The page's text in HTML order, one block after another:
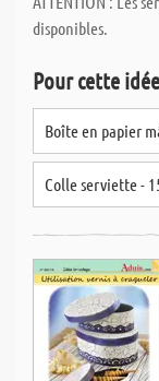
disponibles.
Pour cette
Boîte en papier
Colle serviette -